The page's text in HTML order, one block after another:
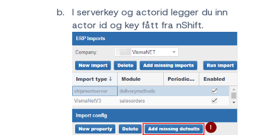
I serverkey og actorid legger du inn
actor id og key fått fra nShift.